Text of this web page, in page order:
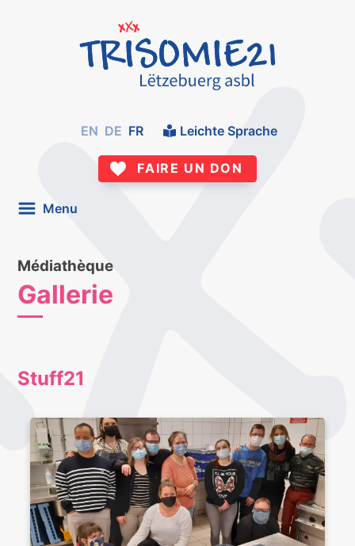
EN DE FR Leichte Sprache
FAIRE UN DON
Menu
Médiathèque
Gallerie
Stuff21